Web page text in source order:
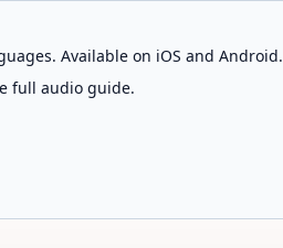
Available on iOS and Android.
full audio guide.